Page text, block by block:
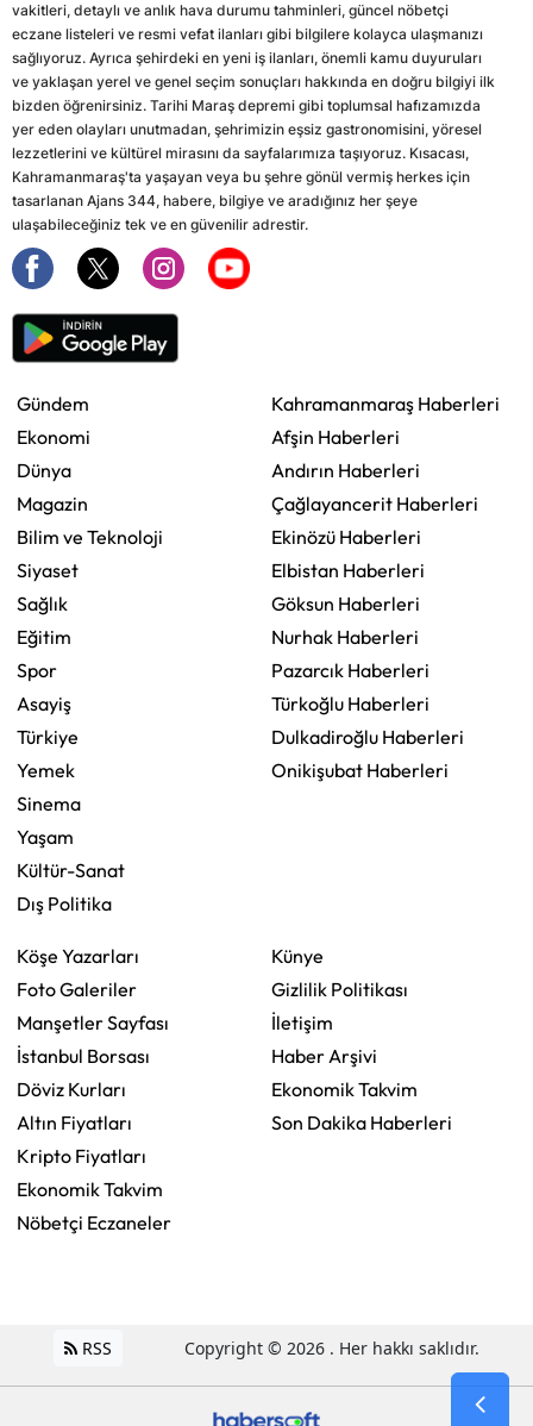
vakitleri, detaylı ve anlık hava durumu tahminleri, güncel nöbetçi
eczane listeleri ve resmi vefat ilanları gibi bilgilere kolayca ulaşmanızı
sağlıyoruz. Ayrıca şehirdeki en yeni iş ilanları, önemli kamu duyuruları
ve yaklaşan yerel ve genel seçim sonuçları hakkında en doğru bilgiyi ilk
bizden öğrenirsiniz. Tarihi Maraş depremi gibi toplumsal hafızamızda
yer eden olayları unutmadan, şehrimizin eşsiz gastronomisini, yöresel
lezzetlerini ve kültürel mirasını da sayfalarımıza taşıyoruz. Kısacası,
Kahramanmaraş'ta yaşayan veya bu şehre gönül vermiş herkes için
tasarlanan Ajans 344, habere, bilgiye ve aradığınız her şeye
ulaşabileceğiniz tek ve en güvenilir adrestir.
Gündem
Ekonomi
Dünya
Magazin
Bilim ve Teknoloji
Siyaset
Sağlık
Eğitim
Spor
Asayiş
Türkiye
Yemek
Sinema
Yaşam
Kültür-Sanat
Dış Politika
Kahramanmaraş Haberleri
Afşin Haberleri
Andırın Haberleri
Çağlayancerit Haberleri
Ekinözü Haberleri
Elbistan Haberleri
Göksun Haberleri
Nurhak Haberleri
Pazarcık Haberleri
Türkoğlu Haberleri
Dulkadiroğlu Haberleri
Onikişubat Haberleri
Köşe Yazarları
Foto Galeriler
Manşetler Sayfası
İstanbul Borsası
Döviz Kurları
Altın Fiyatları
Kripto Fiyatları
Ekonomik Takvim
Nöbetçi Eczaneler
Künye
Gizlilik Politikası
İletişim
Haber Arşivi
Ekonomik Takvim
Son Dakika Haberleri
RSS Copyright © 2026 . Her hakkı saklıdır.